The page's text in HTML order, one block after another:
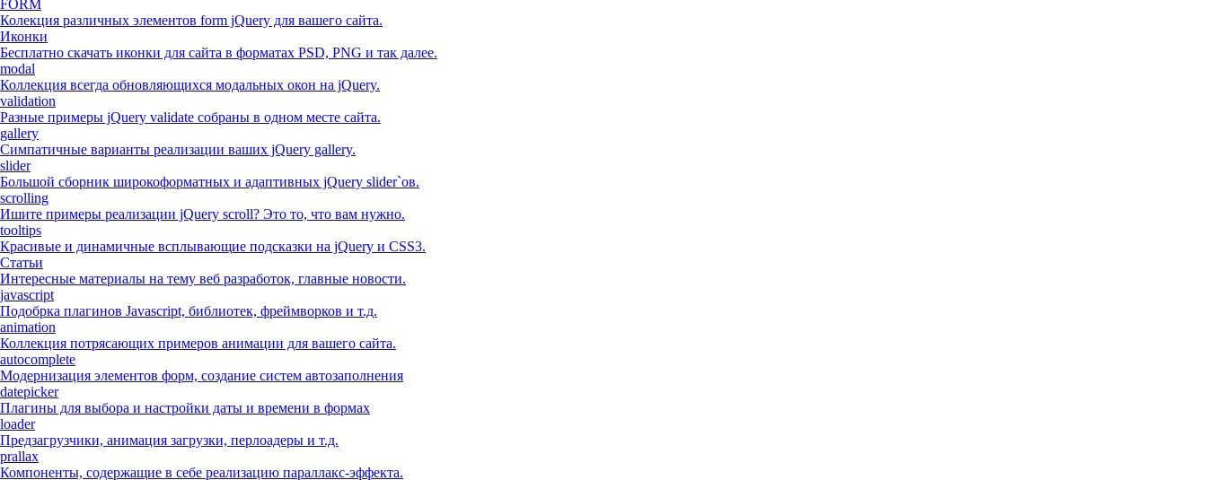
FORM
Колекция различных элементов form jQuery для вашего сайта.
Иконки
Бесплатно скачать иконки для сайта в форматах PSD, PNG и так далее.
modal
Коллекция всегда обновляющихся модальных окон на jQuery.
validation
Разные примеры jQuery validate собраны в одном месте сайта.
gallery
Симпатичные варианты реализации ваших jQuery gallery.
slider
Большой сборник широкоформатных и адаптивных jQuery slider`ов.
scrolling
Ишите примеры реализации jQuery scroll? Это то, что вам нужно.
tooltips
Красивые и динамичные всплывающие подсказки на jQuery и CSS3.
Статьи
Интересные материалы на тему веб разработок, главные новости.
javascript
Подобрка плагинов Javascript, библиотек, фреймворков и т.д.
animation
Коллекция потрясающих примеров анимации для вашего сайта.
autocomplete
Модернизация элементов форм, создание систем автозаполнения
datepicker
Плагины для выбора и настройки даты и времени в формах
loader
Предзагрузчики, анимация загрузки, перлоадеры и т.д.
prallax
Компоненты, содержащие в себе реализацию параллакс-эффекта.